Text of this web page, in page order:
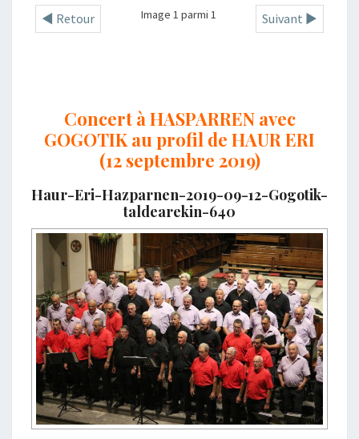
◄ Retour Suivant ►
Image 1 parmi 1
Concert à HASPARREN avec
GOGOTIK au profil de HAUR ERI
(12 septembre 2019)
Haur-Eri-Hazparnen-2019-09-12-Gogotik-
taldearekin-640